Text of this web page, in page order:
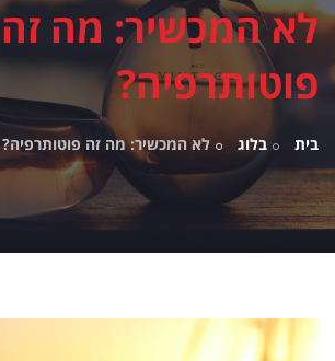
לא המכשיר: מה זה
פוטותרפיה?
בית בלוג לא המכשיר: מה זה פוטותרפיה?